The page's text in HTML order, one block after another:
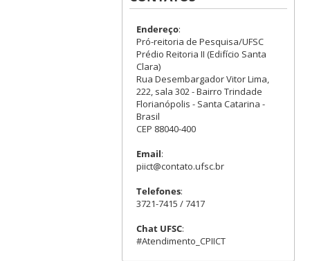
Endereço:
Pró-reitoria de Pesquisa/UFSC
Prédio Reitoria II (Edifício Santa
Clara)
Rua Desembargador Vitor Lima,
222, sala 302 - Bairro Trindade
Florianópolis - Santa Catarina -
Brasil
CEP 88040-400
Email:
piict@contato.ufsc.br
Telefones:
3721-7415 / 7417
Chat UFSC:
#Atendimento_CPIICT